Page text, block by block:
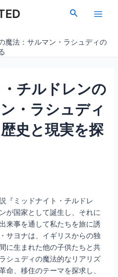
検
Main
魔法：サルマン・ラシュディの
チルドレンの
・ラシュディ
史と現実を探
『ミッドナイト・チルドレ
が国家として誕生し、それに
来事を通して私たちを旅に誘
サヨナは、イギリスからの独
に生まれた他の子供たちと共
シュディの魔法的なリアリズ
命、移住のテーマを探求し、